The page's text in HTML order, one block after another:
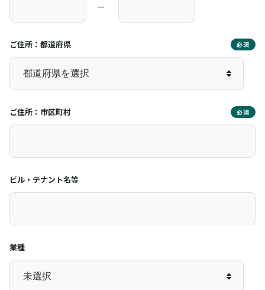
―
ご住所：都道府県 必須
ご住所：市区町村 必須
ビル・テナント名等
業種